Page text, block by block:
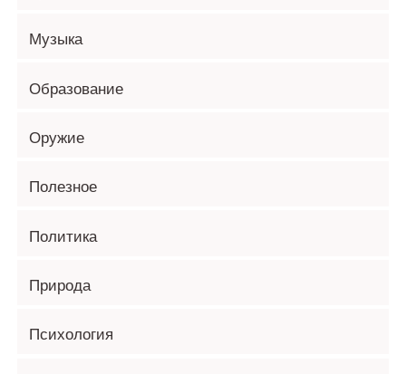
Музыка
Образование
Оружие
Полезное
Политика
Природа
Психология